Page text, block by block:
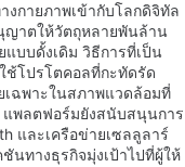
งกายภาพเข้ากับโลกดิจิทัล
ญาตให้วัตถุหลายพันล้าน
บบดั้งเดิม วิธีการที่เป็น
โปรโตคอลที่กะทัดรัด
เฉพาะในสภาพแวดล้อมที่
แพลตฟอร์มยังสนับสนุนการ
และเครือข่ายเซลลูลาร์
นทางธุรกิจมุ่งเป้าไปที่ผู้ให้